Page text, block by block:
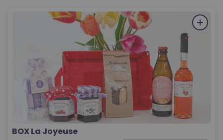
BOX La Joyeuse